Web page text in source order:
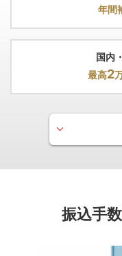
スマートフォンでカ
※ご利用前に「ビジネス
年間
国内
最高2
海外旅行傷害保険
5,000万円（自
海外旅行中の事故、病
国内旅行傷害保険
国内旅行中の事故によ
振込手